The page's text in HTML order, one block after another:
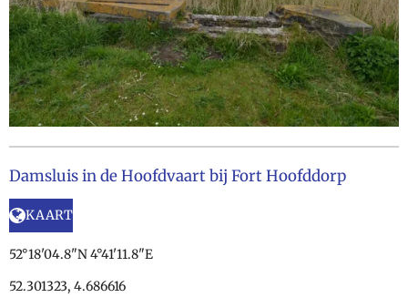
Damsluis in de Hoofdvaart bij Fort Hoofddorp
KAART
52°18'04.8"N 4°41'11.8"E
52.301323, 4.686616